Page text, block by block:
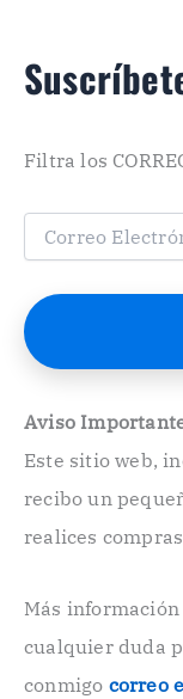
Filtra los
e
o
e
t
ó
n
o
.
Aviso
Este sitio web,
recibo un
realices
Más
cualquier duda
conmigo correo